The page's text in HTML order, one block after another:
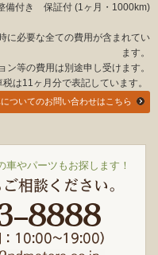
備付き 保証付 (1ヶ月・1000km)
に必要な全ての費用が含まれてい
ます。
等の費用は別途申し受けます。
は11ヶ月分で表記しています。
ついてのお問い合わせはこちら
やパーツもお探します！
相談ください。